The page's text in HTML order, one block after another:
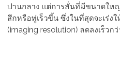
ปานกลาง แต่การสั่นที่มีขนาดให
สึกหรือทู่เร็วขึ้น ซึ่งในที่สุดจะเร่ง
(imaging resolution) ลดลงเร็วก